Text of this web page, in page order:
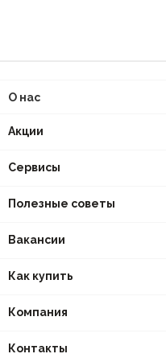
О нас
Акции
Сервисы
Полезные советы
Вакансии
Как купить
Компания
Контакты